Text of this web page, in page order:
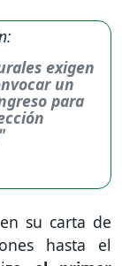
exigen
un
para
su carta de
hasta el